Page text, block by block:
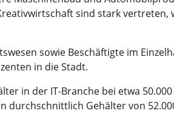
sind stark vertreten,
sowie Beschäftigte im
in die Stadt.
in der IT-Branche bei etwa 50.000
durchschnittlich Gehälter von